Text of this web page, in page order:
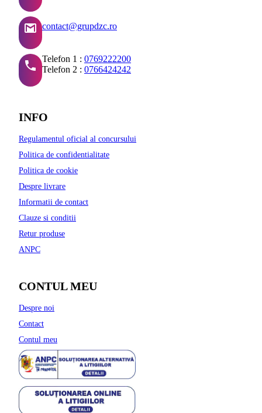
contact@grupdzc.ro
Telefon 1 : 0769222200
Telefon 2 : 0766424242
INFO
Regulamentul oficial al concursului
Politica de confidentialitate
Politica de cookie
Despre livrare
Informatii de contact
Clauze si conditii
Retur produse
ANPC
CONTUL MEU
Despre noi
Contact
Contul meu